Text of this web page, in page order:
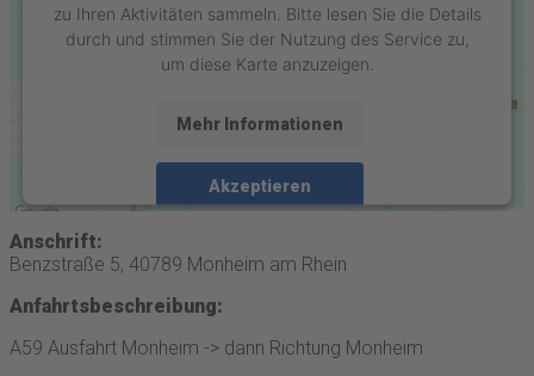
zu Ihren Aktivitäten sammeln. Bitte lesen Sie die Details
durch und stimmen Sie der Nutzung des Service zu,
um diese Karte anzuzeigen.
Mehr Informationen
Akzeptieren
powered by
Platform
eRecht24
Anschrift:
Benzstraße 5, 40789 Monheim am Rhein
Anfahrtsbeschreibung:
A59 Ausfahrt Monheim -> dann Richtung Monheim